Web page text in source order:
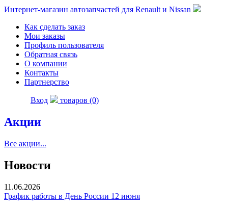
Интернет-магазин автозапчастей для Renault и Nissan
Как сделать заказ
Мои заказы
Профиль пользователя
Обратная связь
О компании
Контакты
Партнерство
Вход товаров (0)
Акции
Все акции...
Новости
11.06.2026
График работы в День России 12 июня